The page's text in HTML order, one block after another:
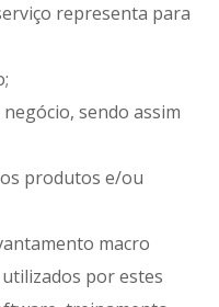
representa para
sendo assim
produtos e/ou
macro
por estes